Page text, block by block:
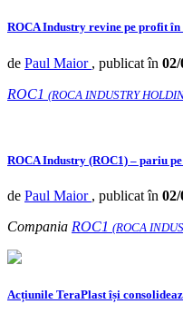
ROCA Industry revine pe profit
de Paul Maior , publicat în
ROC1 (ROCA INDUSTRY
ROCA Industry (ROC1) – pariu
de Paul Maior , publicat în
Compania ROC1 (ROCA
Acțiunile TeraPlast își